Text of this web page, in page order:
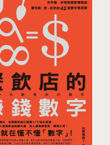
事，裡面有答案。
孟格天天都這樣做。
你得抓大放小
最重要的事
做什麼？
世界……怎麼辦超過
的時間就會花在最值
要守
字塔
紹自己？